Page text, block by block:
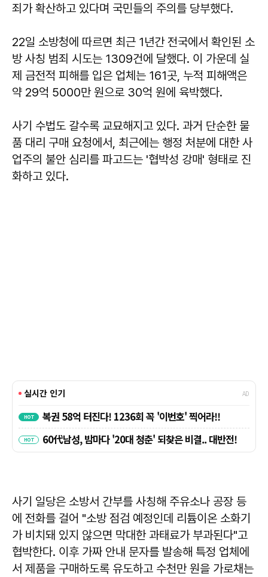
죄가 확산하고 있다며 국민들의 주의를 당부했다.
22일 소방청에 따르면 최근 1년간 전국에서 확인된 소
방 사칭 범죄 시도는 1309건에 달했다. 이 가운데 실
제 금전적 피해를 입은 업체는 161곳, 누적 피해액은
약 29억 5000만 원으로 30억 원에 육박했다.
사기 수법도 갈수록 교묘해지고 있다. 과거 단순한 물
품 대리 구매 요청에서, 최근에는 행정 처분에 대한 사
업주의 불안 심리를 파고드는 '협박성 강매' 형태로 진
화하고 있다.
사기 일당은 소방서 간부를 사칭해 주유소나 공장 등
에 전화를 걸어 "소방 점검 예정인데 리튬이온 소화기
가 비치돼 있지 않으면 막대한 과태료가 부과된다"고
협박한다. 이후 가짜 안내 문자를 발송해 특정 업체에
서 제품을 구매하도록 유도하고 수천만 원을 가로채는